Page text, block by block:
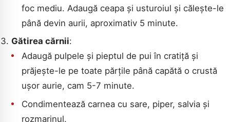
foc mediu. Adaugă ceapa și usturoiul și călește-le
până devin aurii, aproximativ 5 minute.
Gătirea cărnii:
Adaugă pulpele și pieptul de pui în cratiță și
prăjește-le pe toate părțile până capătă o crustă
ușor aurie, cam 5-7 minute.
Condimentează carnea cu sare, piper, salvia și
rozmarinul.